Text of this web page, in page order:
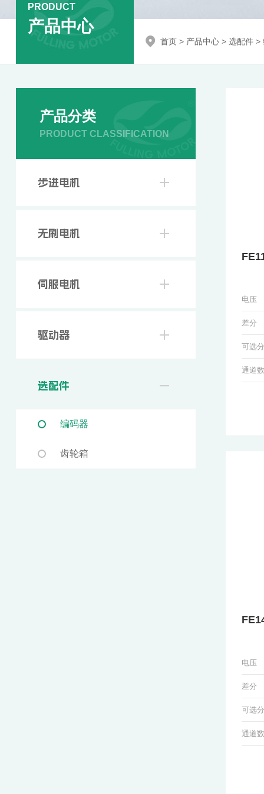
PRODUCT
产品中心
首页> 产品中心> 选配件>
产品分类
PRODUCT CLASSIFICATION
步进电机
无刷电机
伺服电机
驱动器
选配件
编码器
齿轮箱
电压
差分
可选
通道数
电压
差分
可选
通道数